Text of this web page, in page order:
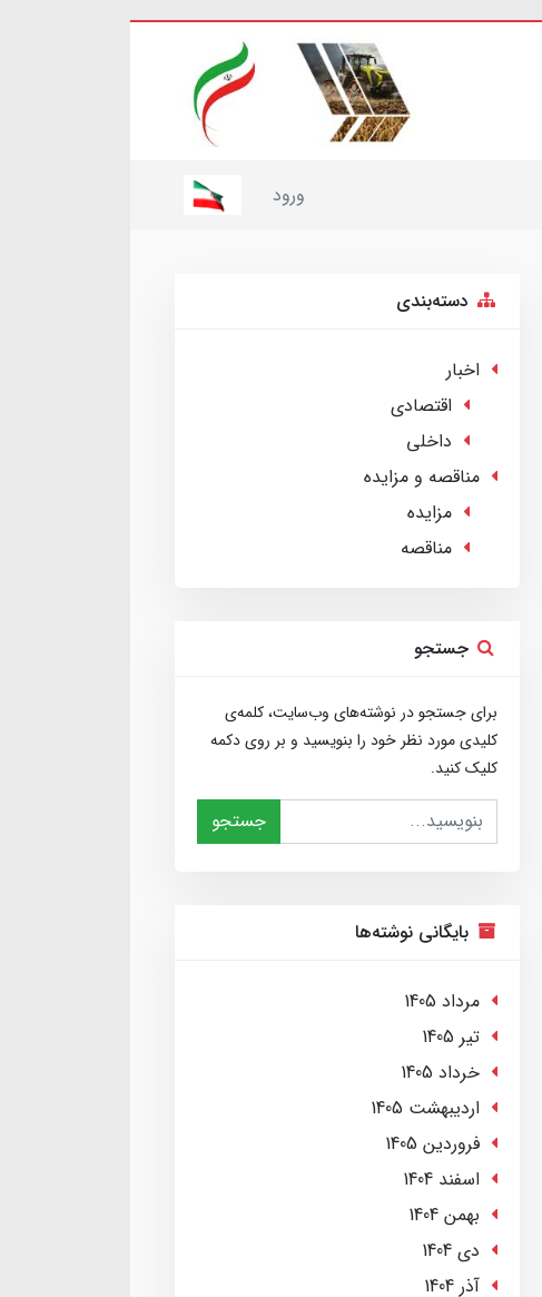
ورود
دسته‌بندی
اخبار
اقتصادی
داخلی
مناقصه و مزایده
مزایده
مناقصه
جستجو
برای جستجو در نوشته‌های وب‌سایت، کلمه‌ی
کلیدی مورد نظر خود را بنویسید و بر روی دکمه
کلیک کنید.
جستجو
بایگانی نوشته‌ها
مرداد 1405
تير 1405
خرداد 1405
ارديبهشت 1405
فروردین 1405
اسفند 1404
بهمن 1404
دی 1404
آذر 1404